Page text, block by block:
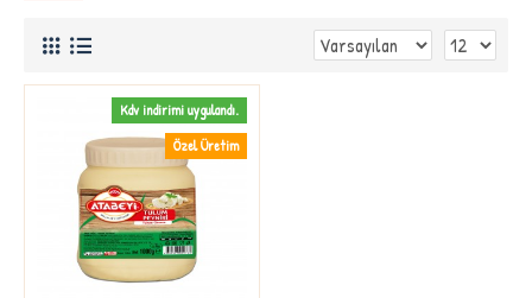
Özel Üretim
Kdv indirimi uygulandı.